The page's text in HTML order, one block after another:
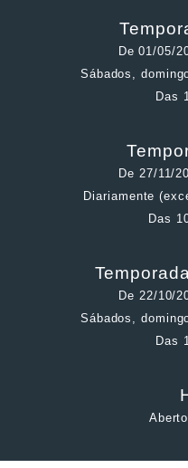
De 01/05/
Sábados,
Das
De 27/11/
Diariamente
Das
De 22/10/
Sábados,
Das